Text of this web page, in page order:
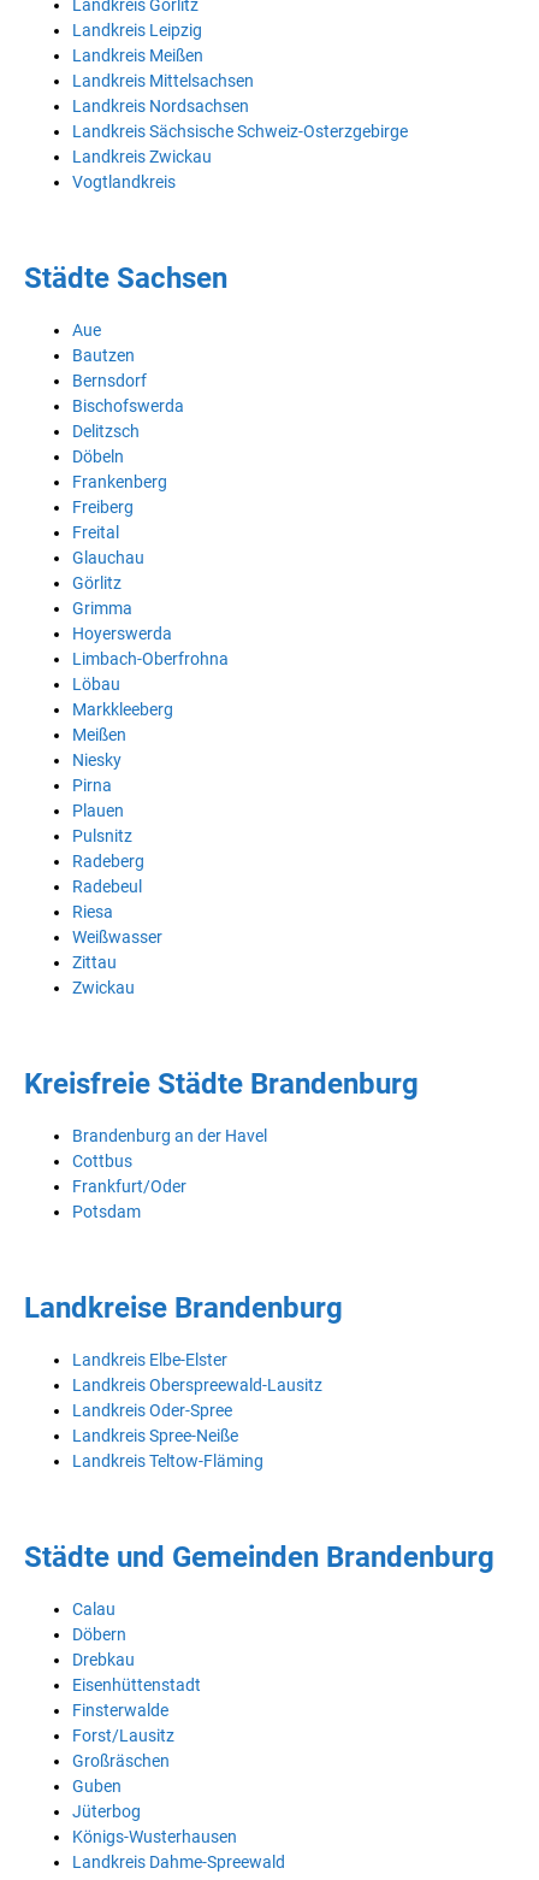
Landkreis Görlitz
Landkreis Leipzig
Landkreis Meißen
Landkreis Mittelsachsen
Landkreis Nordsachsen
Landkreis Sächsische Schweiz-Osterzgebirge
Landkreis Zwickau
Vogtlandkreis
Städte Sachsen
Aue
Bautzen
Bernsdorf
Bischofswerda
Delitzsch
Döbeln
Frankenberg
Freiberg
Freital
Glauchau
Görlitz
Grimma
Hoyerswerda
Limbach-Oberfrohna
Löbau
Markkleeberg
Meißen
Niesky
Pirna
Plauen
Pulsnitz
Radeberg
Radebeul
Riesa
Weißwasser
Zittau
Zwickau
Kreisfreie Städte Brandenburg
Brandenburg an der Havel
Cottbus
Frankfurt/Oder
Potsdam
Landkreise Brandenburg
Landkreis Elbe-Elster
Landkreis Oberspreewald-Lausitz
Landkreis Oder-Spree
Landkreis Spree-Neiße
Landkreis Teltow-Fläming
Städte und Gemeinden Brandenburg
Calau
Döbern
Drebkau
Eisenhüttenstadt
Finsterwalde
Forst/Lausitz
Großräschen
Guben
Jüterbog
Königs-Wusterhausen
Landkreis Dahme-Spreewald